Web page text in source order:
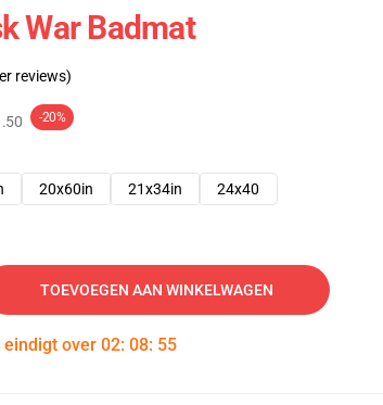
War Badmat
reviews)
-20%
20x60in 21x34in 24x40
TOEVOEGEN AAN WINKELWAGEN
eindigt over 02: 08: 54